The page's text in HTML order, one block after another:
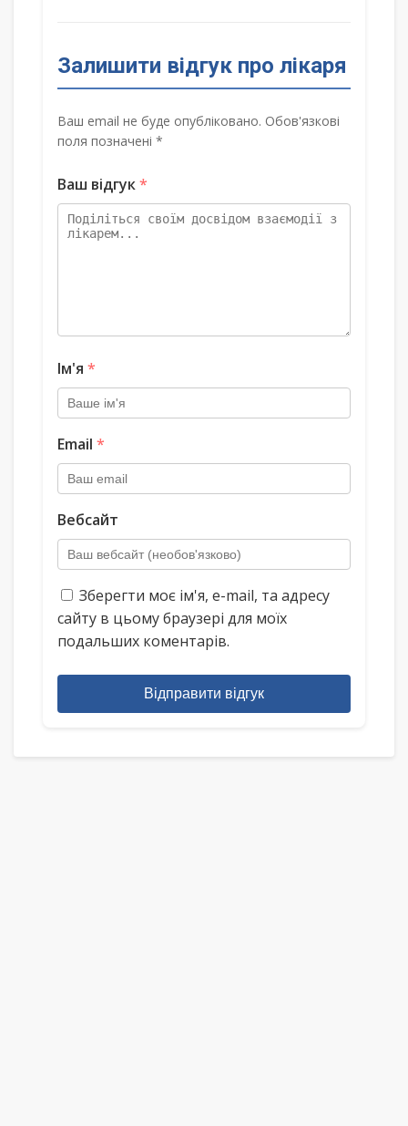
Залишити відгук про лікаря
Ваш email не буде опубліковано. Обов'язкові
поля позначені *
Ваш відгук*
Ім'я *
Email *
Вебсайт
Зберегти моє ім'я, e-mail, та адресу
сайту в цьому браузері для моїх
подальших коментарів.
Відправити відгук